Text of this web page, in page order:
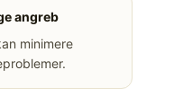
angreb
minimere